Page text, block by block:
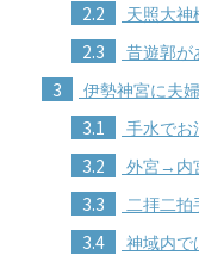
2.2 天照大神
2.3 昔遊郭が
3 伊勢神宮に夫
3.1 手水でお
3.2 外宮→内
3.3 二拝二拍
3.4 神域内で